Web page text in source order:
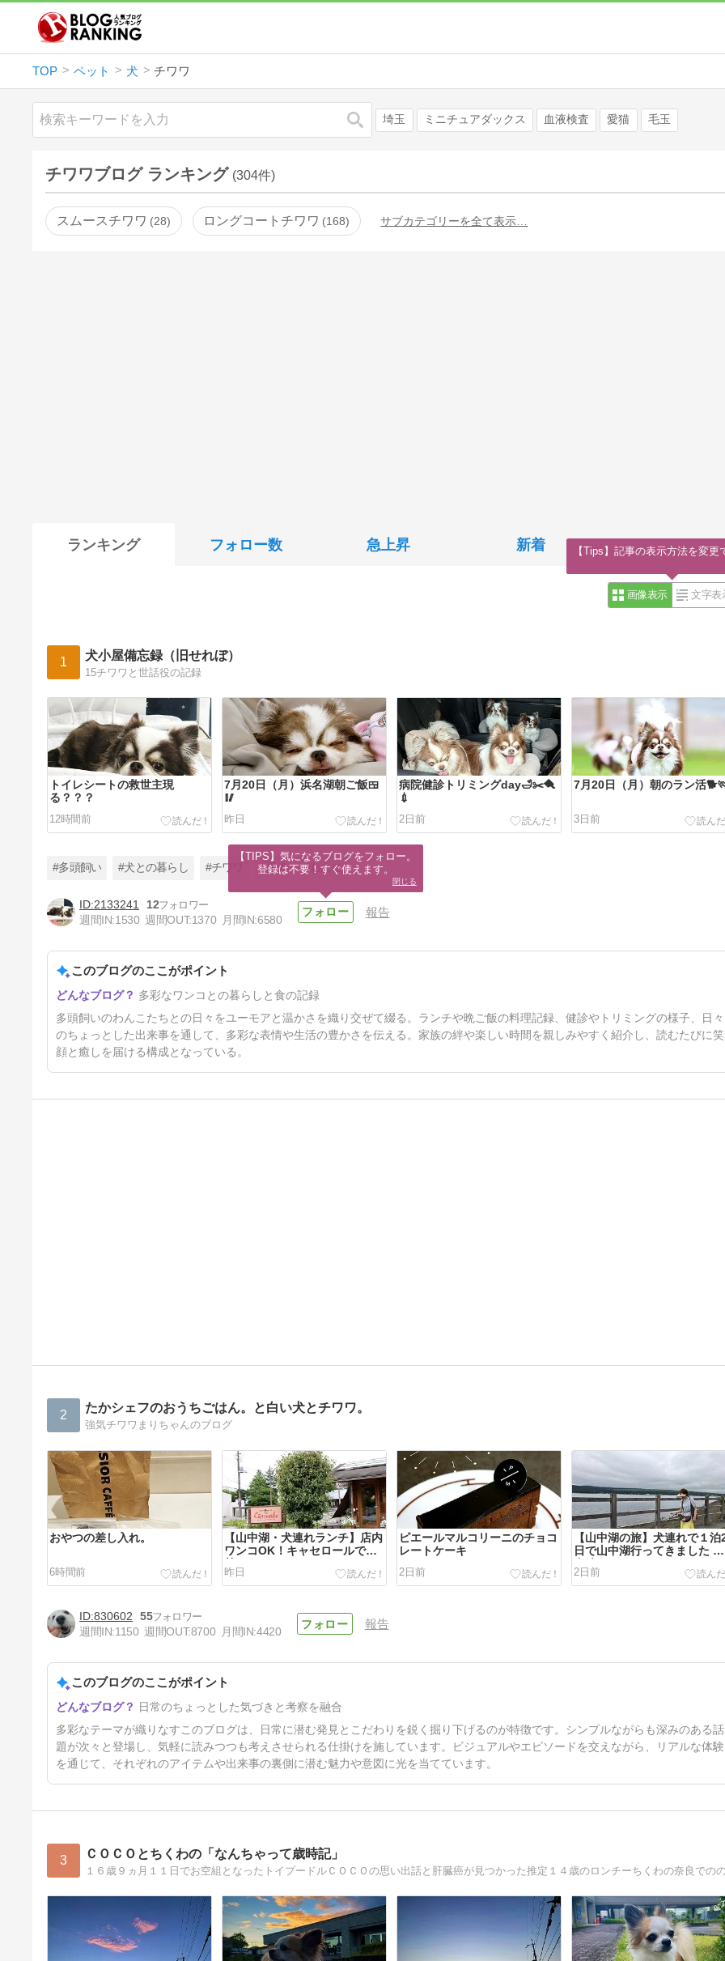
TOP ペット 犬 チワワ
検索 埼玉 ミニチュアダックス 血液検査 愛猫 毛玉
チワワブログ ランキング (304件)
スムースチワワ 28 ロングコートチワワ 168 サブカテゴリーを全て表示…
ランキング フォロー数 急上昇 新着
画像表示 文字表
1 犬小屋備忘録（旧せれぼ）
15チワワと世話役の記録
トイレシートの救世主現
る？？？
12時間前
7月20日（月）浜名湖朝ご飯🍱
🥢
昨日
病院健診トリミングday🛁✂️🪮
💉
2日前
7月20日（月）朝のラン活
3日前
🍚🥢
4日前
#多頭飼い #犬との暮らし #チワワ #愛犬 #わんこ
2133241
12
週間IN:1530 週間OUT:1370 月間IN:6580
報告
このブログのここがポイント
多彩なワンコとの暮らしと食の記録
多頭飼いのわんこたちとの日々をユーモアと温かさを織り交ぜて綴る。ランチや晩ご飯の料理記録、健診やトリミングの様子、日々
のちょっとした出来事を通して、多彩な表情や生活の豊かさを伝える。家族の絆や楽しい時間を親しみやすく紹介し、読むたびに笑
顔と癒しを届ける構成となっている。
2 たかシェフのおうちごはん。と白い犬とチワワ。
強気チワワまりちゃんのブログ
おやつの差し入れ。
6時間前
【山中湖・犬連れランチ】店内
ワンコOK！キャセロールで
熱々タンシチュー
昨日
ピエールマルコリーニのチョコ
レートケーキ
2日前
【山中湖の旅】犬連れで１泊
日で山中湖行ってきました 目
次編
2日前
髙木美帆さんの国民栄誉賞記念
品はミッシェル・ブラス！わが
3日前
830602
55
週間IN:1150 週間OUT:8700 月間IN:4420
報告
このブログのここがポイント
日常のちょっとした気づきと考察を融合
多彩なテーマが織りなすこのブログは、日常に潜む発見とこだわりを鋭く掘り下げるのが特徴です。シンプルながらも深みのある話
題が次々と登場し、気軽に読みつつも考えさせられる仕掛けを施しています。ビジュアルやエピソードを交えながら、リアルな体験
を通じて、それぞれのアイテムや出来事の裏側に潜む魅力や意図に光を当てています。
3 ＣＯＣＯとちくわの「なんちゃって歳時記」
【TIPS】気になるブログをフォロー。
登録は不要！すぐ使えます。
閉じる
【Tips】記事の表示方法を変更